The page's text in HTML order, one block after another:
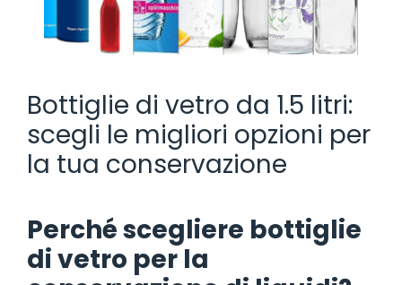
Bottiglie di vetro da 1.5 litri:
scegli le migliori opzioni per
la tua conservazione
Perché scegliere bottiglie
di vetro per la